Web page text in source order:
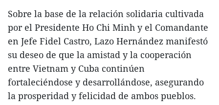
Sobre la base de la relación solidaria cultivada
por el Presidente Ho Chi Minh y el Comandante
en Jefe Fidel Castro, Lazo Hernández manifestó
su deseo de que la amistad y la cooperación
entre Vietnam y Cuba continúen
fortaleciéndose y desarrollándose, asegurando
la prosperidad y felicidad de ambos pueblos.